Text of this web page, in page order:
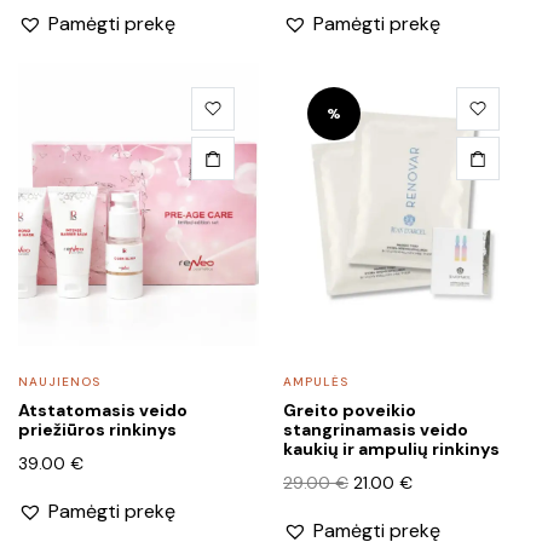
was:
is:
Pamėgti prekę
was:
is:
Pamėgti prekę
NAUJIENOS
Atstatomasis veido
priežiūros rinkinys
39.00 €
Pamėgti prekę
%
AMPULĖS
Greito poveikio
stangrinamasis veido
kaukių ir ampulių rinkinys
29.00€ Original
was:
21.00 €Current
is:
Pamėgti prekę